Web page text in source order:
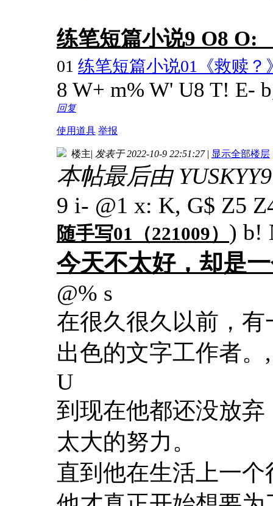
练笔短篇小说9 O8 O:
01 练笔短篇小说01《救赎？
8 W+ m% W' U8 T! E-
回复
使用道具 举报
楼主| 发表于 2022-10-9 22:51:27 | 显示全部楼层
本帖最后由
9 i- @1 x: K, G$ Z5
随手写01（221009） ) b!
今天不太好，却是
@% s
在很久很久以前，
出色的文字工作者。
U
到现在他都还没放
太大的努力。
直到他在生活上一